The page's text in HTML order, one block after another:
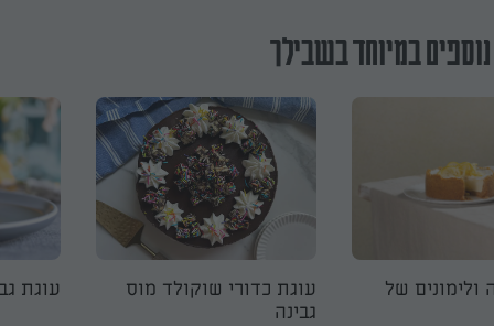
במיוחד בשבילך
ולימונים של
עוגת כדורי שוקולד מוס
גבינה
עוגת